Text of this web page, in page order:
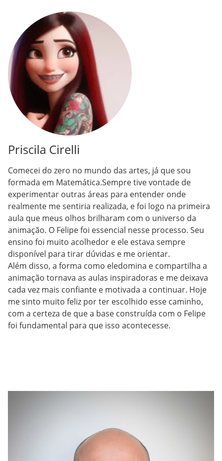
Priscila Cirelli
Comecei do zero no mundo das artes, já que sou
formada em Matemática.Sempre tive vontade de
experimentar outras áreas para entender onde
realmente me sentiria realizada, e foi logo na primeira
aula que meus olhos brilharam com o universo da
animação. O Felipe foi essencial nesse processo. Seu
ensino foi muito acolhedor e ele estava sempre
disponível para tirar dúvidas e me orientar.
Além disso, a forma como eledomina e compartilha a
animação tornava as aulas inspiradoras e me deixava
cada vez mais confiante e motivada a continuar. Hoje
me sinto muito feliz por ter escolhido esse caminho,
com a certeza de que a base construída com o Felipe
foi fundamental para que isso acontecesse.